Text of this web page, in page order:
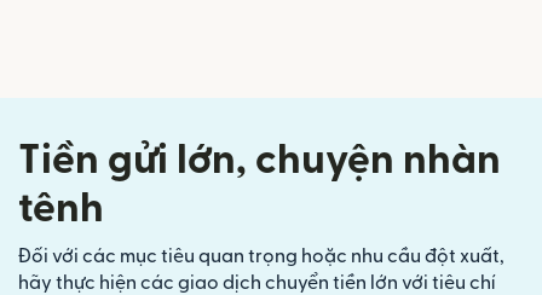
Tiền gửi lớn, chuyện nhàn
tênh
Đối với các mục tiêu quan trọng hoặc nhu cầu đột xuất,
hãy thực hiện các giao dịch chuyển tiền lớn với tiêu chí